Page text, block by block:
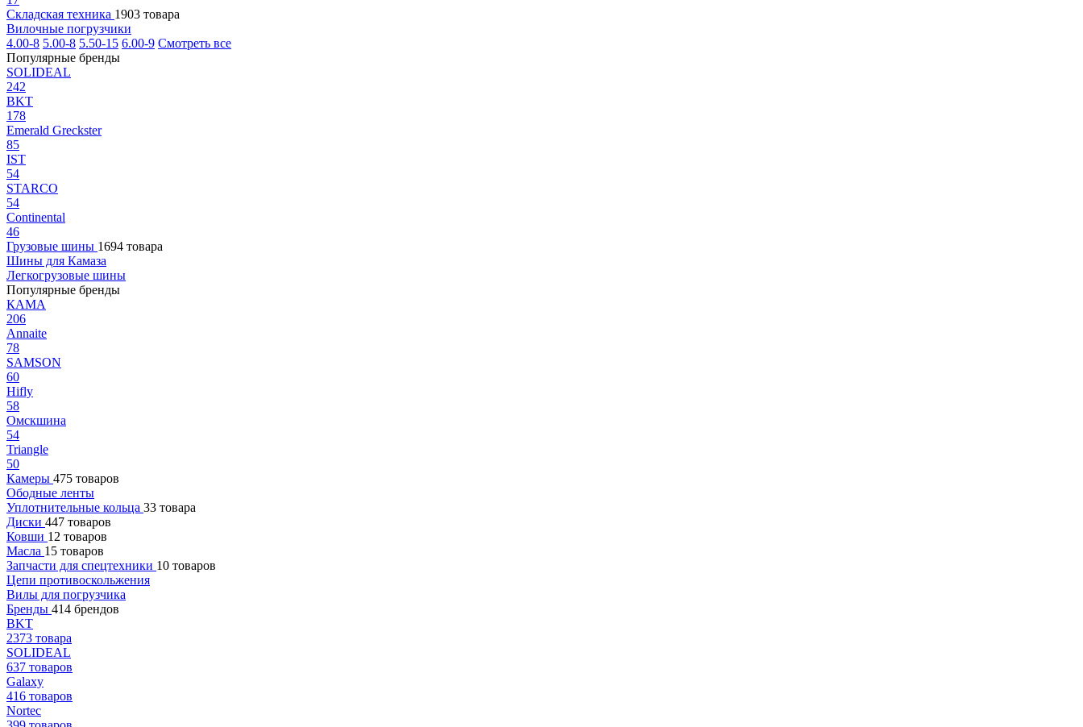
Складская техника 1903 товара
Вилочные погрузчики
4.00-8 5.00-8 5.50-15 6.00-9 Смотреть все
Популярные бренды
SOLIDEAL
242
BKT
178
Emerald Greckster
85
IST
54
STARCO
54
Continental
46
Грузовые шины 1694 товара
Шины для Камаза
Легкогрузовые шины
Популярные бренды
КАМА
206
Annaite
78
SAMSON
60
Hifly
58
Омскшина
54
Triangle
50
Камеры 475 товаров
Ободные ленты
Уплотнительные кольца 33 товара
Диски 447 товаров
Ковши 12 товаров
Масла 15 товаров
Запчасти для спецтехники 10 товаров
Цепи противоскольжения
Вилы для погрузчика
Бренды 414 брендов
BKT
2373 товара
SOLIDEAL
637 товаров
Galaxy
416 товаров
Nortec